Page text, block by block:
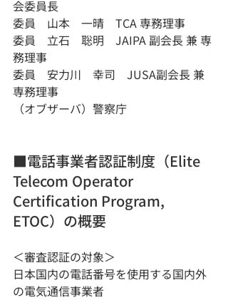
会委員長
委員　山本　一晴　TCA 専務理事
委員　立石　聡明　JAIPA 副会長 兼 専
務理事
委員　安力川　幸司　JUSA副会長 兼
専務理事
（オブザーバ）警察庁
■電話事業者認証制度（Elite
Telecom Operator
Certification Program,
ETOC）の概要
＜審査認証の対象＞
日本国内の電話番号を使用する国内外
の電気通信事業者